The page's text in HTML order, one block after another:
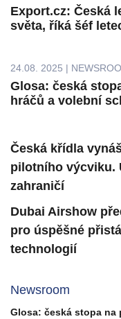
Export.cz: Česká
světa, říká šéf
24.08. 2025 |
Glosa: česká
hráčů a volební
Česká křídla
pilotního výcviku.
zahraničí
Dubai Airshow
pro úspěšné
technologií
Newsroom
Glosa: česká stopa